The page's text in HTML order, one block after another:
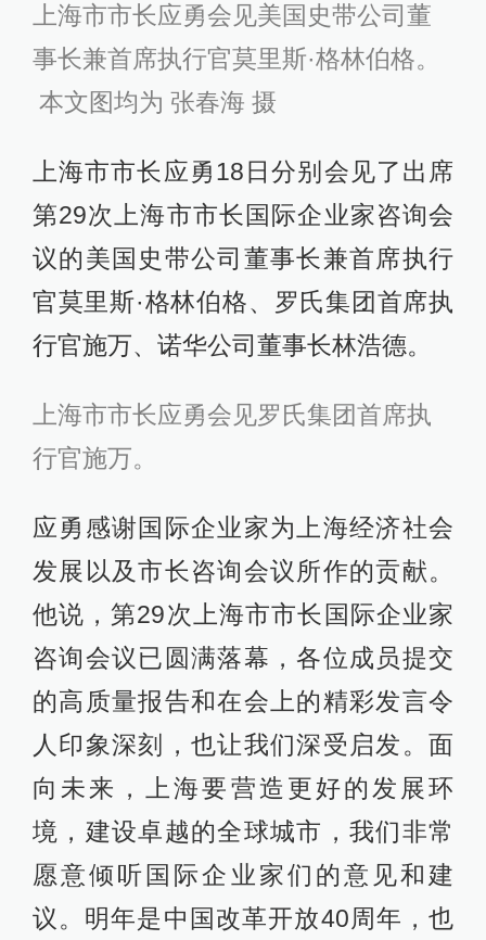
上海市市长应勇会见美国史带公司董
事长兼首席执行官莫里斯·格林伯格。
本文图均为 张春海 摄
上海市市长应勇18日分别会见了出席
第29次上海市市长国际企业家咨询会
议的美国史带公司董事长兼首席执行
官莫里斯·格林伯格、罗氏集团首席执
行官施万、诺华公司董事长林浩德。
上海市市长应勇会见罗氏集团首席执
行官施万。
应勇感谢国际企业家为上海经济社会
发展以及市长咨询会议所作的贡献。
他说，第29次上海市市长国际企业家
咨询会议已圆满落幕，各位成员提交
的高质量报告和在会上的精彩发言令
人印象深刻，也让我们深受启发。面
向未来，上海要营造更好的发展环
境，建设卓越的全球城市，我们非常
愿意倾听国际企业家们的意见和建
议。明年是中国改革开放40周年，也